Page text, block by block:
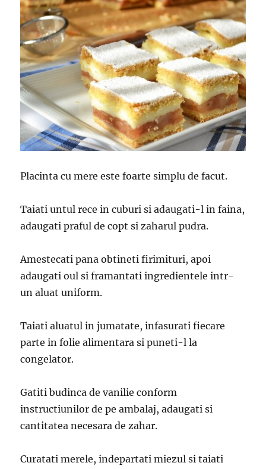
Placinta cu mere este foarte simplu de facut.
Taiati untul rece in cuburi si adaugati-l in faina,
adaugati praful de copt si zaharul pudra.
Amestecati pana obtineti firimituri, apoi
adaugati oul si framantati ingredientele intr-
un aluat uniform.
Taiati aluatul in jumatate, infasurati fiecare
parte in folie alimentara si puneti-l la
congelator.
Gatiti budinca de vanilie conform
instructiunilor de pe ambalaj, adaugati si
cantitatea necesara de zahar.
Curatati merele, indepartati miezul si taiati